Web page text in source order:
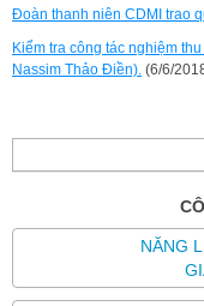
Đoàn thanh niên CDMI trao
Kiểm tra công tác nghiệm
Nassim Thảo Điền). (6/6/
NĂNG